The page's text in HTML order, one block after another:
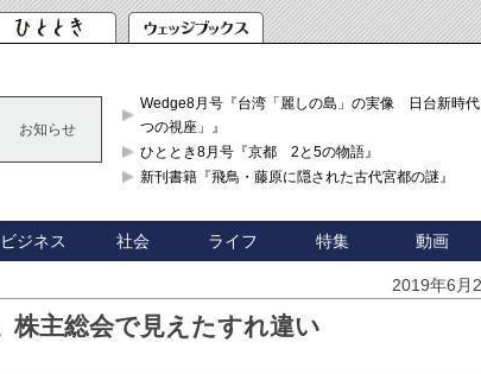
お知らせ
Wedge8月号『台湾「麗しの島」の実像 日台新時代
つの視座」』
ひととき8月号『京都 2と5の物語』
新刊書籍『飛鳥・藤原に隠された古代宮都の謎』
ビジネス 社会 ライフ 特集 動画
2019年6月
株主総会で見えたすれ違い